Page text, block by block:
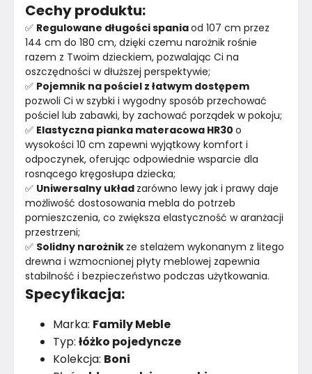
Cechy produktu:
✅ Regulowane długości spania od 107 cm przez
144 cm do 180 cm, dzięki czemu narożnik rośnie
razem z Twoim dzieckiem, pozwalając Ci na
oszczędności w dłuższej perspektywie;
✅ Pojemnik na pościel z łatwym dostępem
pozwoli Ci w szybki i wygodny sposób przechować
pościel lub zabawki, by zachować porządek w pokoju;
✅ Elastyczna pianka materacowa HR30 o
wysokości 10 cm zapewni wyjątkowy komfort i
odpoczynek, oferując odpowiednie wsparcie dla
rosnącego kręgosłupa dziecka;
✅ Uniwersalny układ zarówno lewy jak i prawy daje
możliwość dostosowania mebla do potrzeb
pomieszczenia, co zwiększa elastyczność w aranżacji
przestrzeni;
✅ Solidny narożnik ze stelażem wykonanym z litego
drewna i wzmocnionej płyty meblowej zapewnia
stabilność i bezpieczeństwo podczas użytkowania.
Specyfikacja:
Marka: Family Meble
Typ: łóżko pojedyncze
Kolekcja: Boni